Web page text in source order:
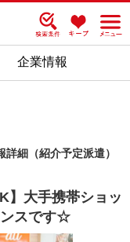
企業情報
細（紹介予定派遣）
大手携帯ショッ
スです☆